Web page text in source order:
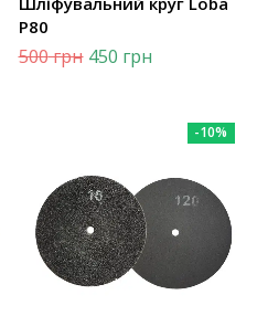
Р80
500грн 450 грн
-10%